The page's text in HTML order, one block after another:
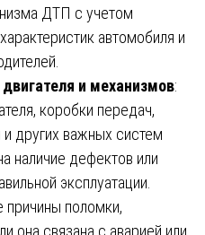
ДТП с учетом
автомобиля и
и механизмов:
коробки передач,
других важных систем
наличие дефектов или
эксплуатации.
причины поломки,
она связана с аварией или